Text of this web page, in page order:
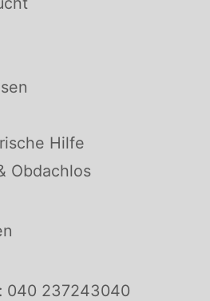
Hilfe
Obdachlos
040 237243040